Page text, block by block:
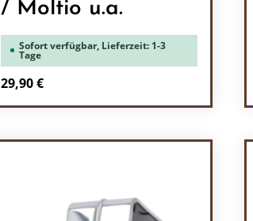
/ Moltio u.a.
Sofort verfügbar, Lieferzeit: 1-3
Tage
Regulärer Preis:
29,90 €